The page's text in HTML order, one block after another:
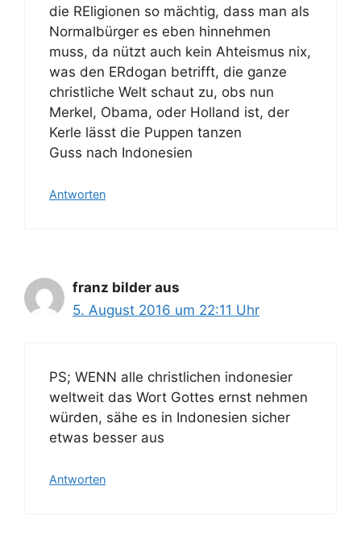
die REligionen so mächtig, dass man als
Normalbürger es eben hinnehmen
muss, da nützt auch kein Ahteismus nix,
was den ERdogan betrifft, die ganze
christliche Welt schaut zu, obs nun
Merkel, Obama, oder Holland ist, der
Kerle lässt die Puppen tanzen
Guss nach Indonesien
Antworten
franz bilder aus
5. August 2016 um 22:11 Uhr
PS; WENN alle christlichen indonesier
weltweit das Wort Gottes ernst nehmen
würden, sähe es in Indonesien sicher
etwas besser aus
Antworten